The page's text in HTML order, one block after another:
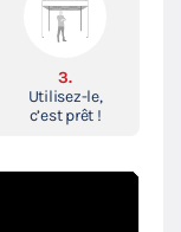
3.
Utilisez-le,
c’est prêt !